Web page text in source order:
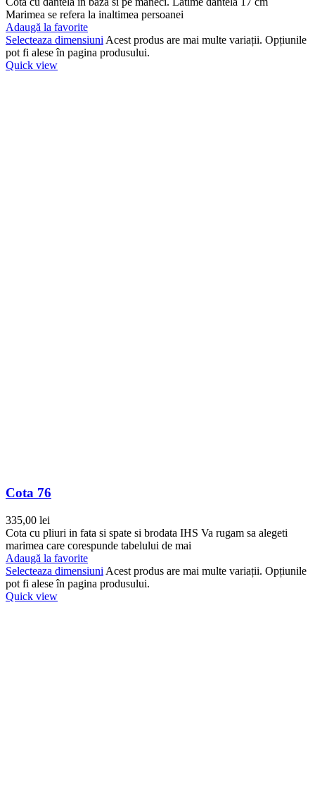
Marimea se refera la inaltimea persoanei
Adaugă la favorite
Selecteaza dimensiuni Acest produs are mai multe variații. Opțiunile
pot fi alese în pagina produsului.
Quick view
Cota 76
335,00 lei
Cota cu pliuri in fata si spate si brodata IHS Va rugam sa alegeti
marimea care corespunde tabelului de mai
Adaugă la favorite
Selecteaza dimensiuni Acest produs are mai multe variații. Opțiunile
pot fi alese în pagina produsului.
Quick view